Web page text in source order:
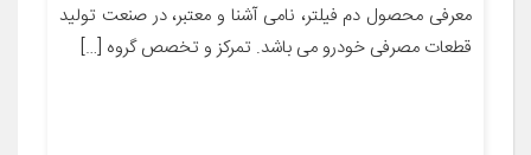
معرفی محصول دم فیلتر، نامی آشنا و معتبر، در صنعت تولید
قطعات مصرفی خودرو می باشد. تمرکز و تخصص گروه […]